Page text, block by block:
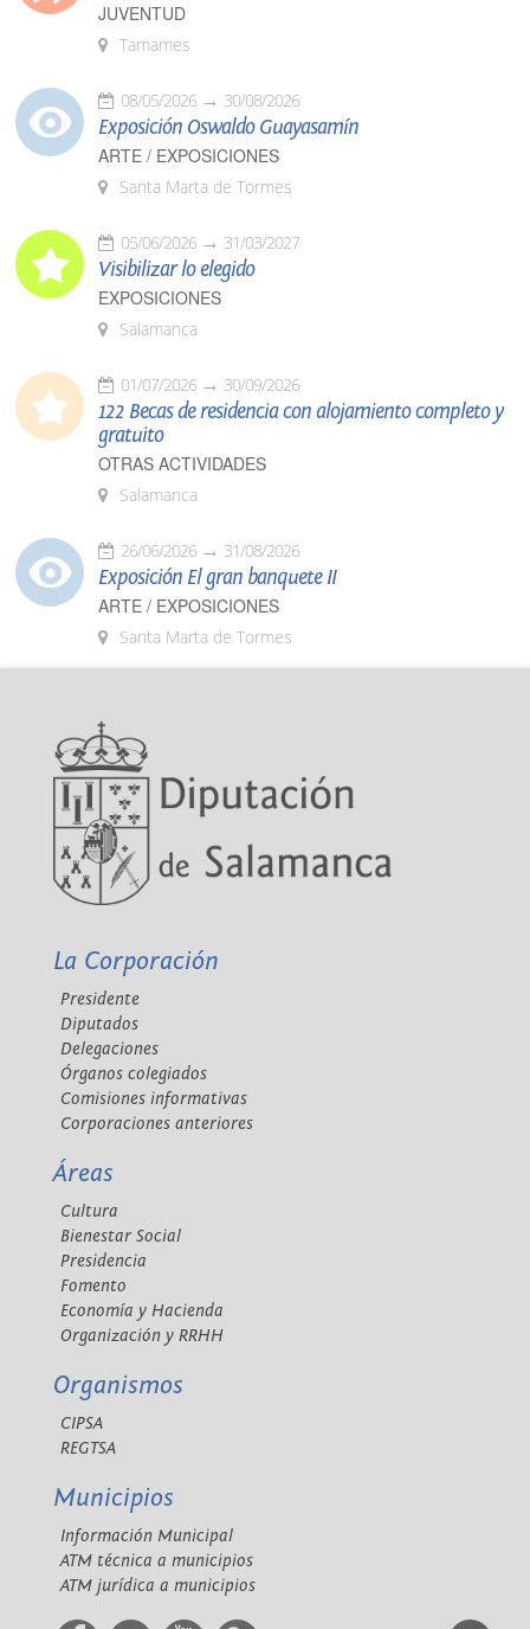
JUVENTUD
Tamames
08/05/2026 30/08/2026
Exposición Oswaldo Guayasamín
ARTE / EXPOSICIONES
Santa Marta de Tormes
05/06/2026 31/03/2027
Visibilizar lo elegido
EXPOSICIONES
Salamanca
01/07/2026 30/09/2026
122 Becas de residencia con alojamiento completo y
gratuito
OTRAS ACTIVIDADES
Salamanca
26/06/2026 31/08/2026
Exposición El gran banquete II
ARTE / EXPOSICIONES
Santa Marta de Tormes
La Corporación
Presidente
Diputados
Delegaciones
Órganos colegiados
Comisiones informativas
Corporaciones anteriores
Áreas
Cultura
Bienestar Social
Presidencia
Fomento
Economía y Hacienda
Organización y RRHH
Organismos
CIPSA
REGTSA
Municipios
Información Municipal
ATM técnica a municipios
ATM jurídica a municipios